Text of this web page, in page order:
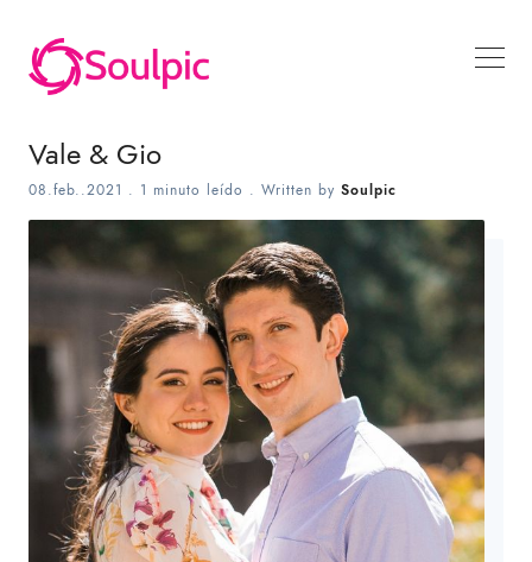
Vale & Gio
08.feb..2021 . 1 minuto leído . Written by Soulpic